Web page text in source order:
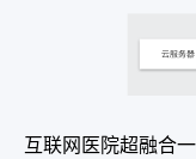
互联网医院超融合